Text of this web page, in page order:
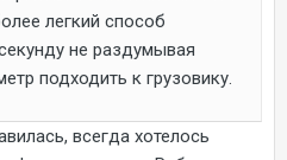
легкий способ
не раздумывая
подходить к грузовику.
всегда хотелось